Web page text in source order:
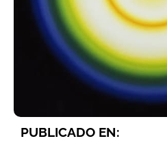
PUBLICADO EN: